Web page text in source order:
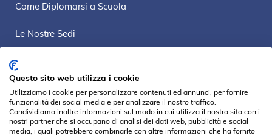
Come Diplomarsi a Scuola
Le Nostre Sedi
Mappa Sito
Privacy Policy
Questo sito web utilizza i cookie
Utilizziamo i cookie per personalizzare contenuti ed annunci, per fornire
funzionalità dei social media e per analizzare il nostro traffico.
Condividiamo inoltre informazioni sul modo in cui utilizza il nostro sito con i
nostri partner che si occupano di analisi dei dati web, pubblicità e social
media, i quali potrebbero combinarle con altre informazioni che ha fornito